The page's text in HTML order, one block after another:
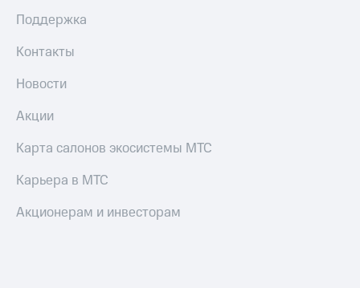
Поддержка
Контакты
Новости
Акции
Карта салонов экосистемы МТС
Карьера в МТС
Акционерам и инвесторам